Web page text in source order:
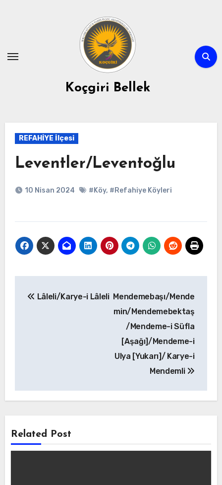
Koçgiri Bellek
REFAHİYE İlçesi
Leventler/Leventoğlu
10 Nisan 2024 #Köy, #Refahiye Köyleri
gezinmesi
Lâleli/Karye-i Lâleli Mendemebaşı/Mende
min/Mendemebektaş
/Mendeme-i Süfla
[Aşağı]/Mendeme-i
Ulya [Yukarı]/ Karye-i
Mendemli
Related Post